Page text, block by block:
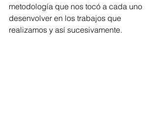
metodología que nos tocó a cada uno
desenvolver en los trabajos que
realizamos y así sucesivamente.